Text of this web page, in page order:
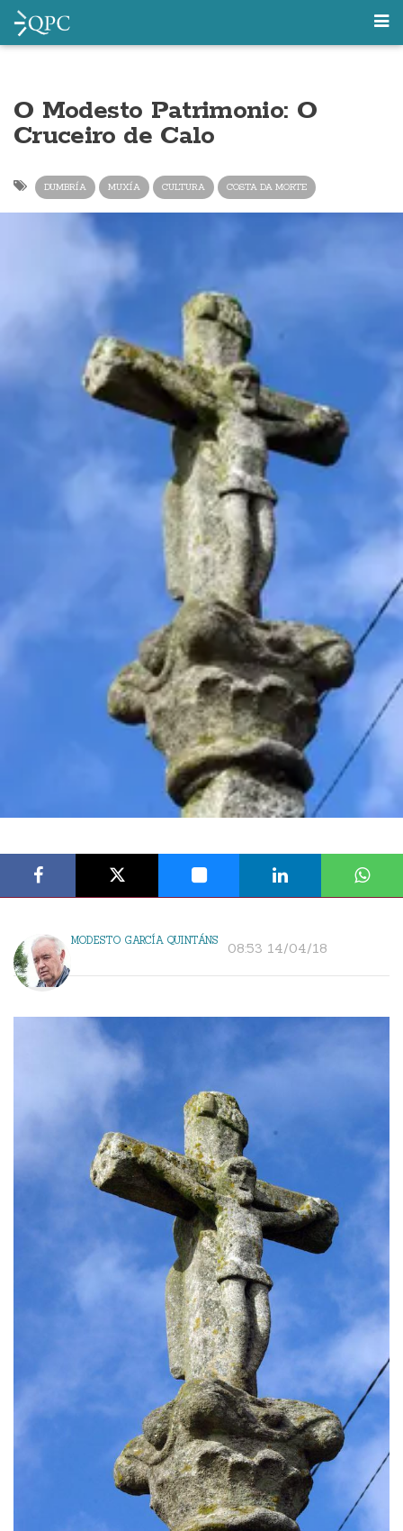
O Modesto Patrimonio: O
Cruceiro de Calo
DUMBRÍA MUXÍA CULTURA COSTA DA MORTE
MODESTO GARCÍA QUINTÁNS 08:53 14/04/18